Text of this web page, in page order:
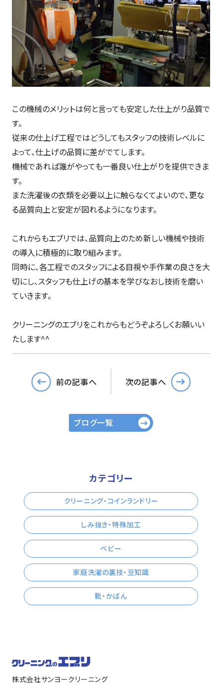
この機械のメリットは何と言っても安定した仕上がり品質で
す。
従来の仕上げ工程ではどうしてもスタッフの技術レベルに
よって、仕上げの品質に差がでてします。
機械であれば誰がやっても一番良い仕上がりを提供できま
す。
また洗濯後の衣類を必要以上に触らなくてよいので、更な
る品質向上と安定が図れるようになります。
これからもエブリでは、品質向上のため新しい機械や技術
の導入に積極的に取り組みます。
同時に、各工程でのスタッフによる目視や手作業の良さを大
切にし、スタッフも仕上げの基本を学びなおし技術を磨い
ていきます。
クリーニングのエブリをこれからもどうぞよろしくお願いい
たします^^
前の記事へ 次の記事へ
ブログ一覧
カテゴリー
クリーニング・コインランドリー
しみ抜き・特殊加工
ベビー
家庭洗濯の裏技・豆知識
靴・かばん
株式会社サンヨークリーニング